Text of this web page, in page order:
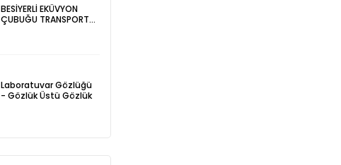
SUPERIOR
BESİYERLİ EKÜVYON
ÇUBUĞU TRANSPORT
Laboratuvar Gözlüğü
- Gözlük Üstü Gözlük